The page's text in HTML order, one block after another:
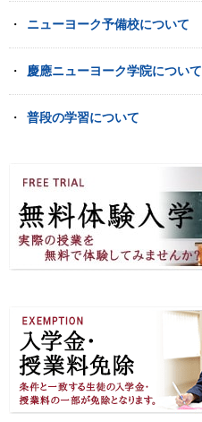
ニューヨーク予備校について
慶應ニューヨーク学院について
普段の学習について